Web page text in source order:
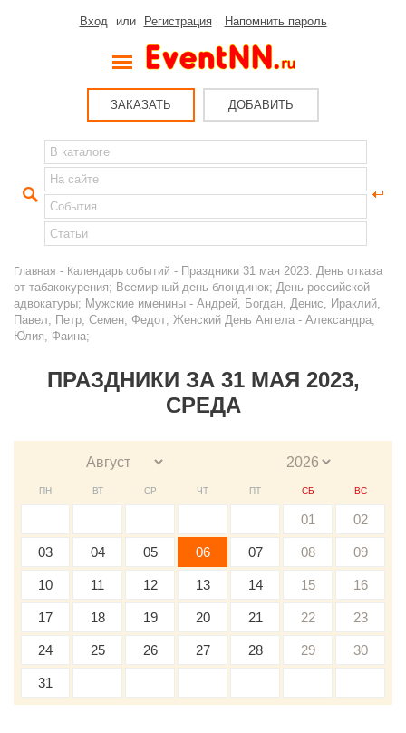
Вход или Регистрация Напомнить пароль
ЗАКАЗАТЬ ДОБАВИТЬ
Главная - Календарь событий - Праздники 31 мая 2023: День отказа
от табакокурения; Всемирный день блондинок; День российской
адвокатуры; Мужские именины - Андрей, Богдан, Денис, Ираклий,
Павел, Петр, Семен, Федот; Женский День Ангела - Александра,
Юлия, Фаина;
ПРАЗДНИКИ ЗА 31 МАЯ 2023,
СРЕДА
ПН ВТ СР ЧТ ПТ СБ ВС
01 02
03 04 05 06 07 08 09
10 11 12 13 14 15 16
17 18 19 20 21 22 23
24 25 26 27 28 29 30
31